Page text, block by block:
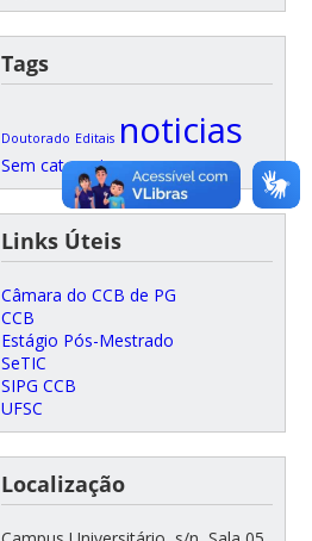
Tags
Doutorado Editais noticias
Sem categoria
Links Úteis
Câmara do CCB de PG
CCB
Estágio Pós-Mestrado
SeTIC
SIPG CCB
UFSC
Localização